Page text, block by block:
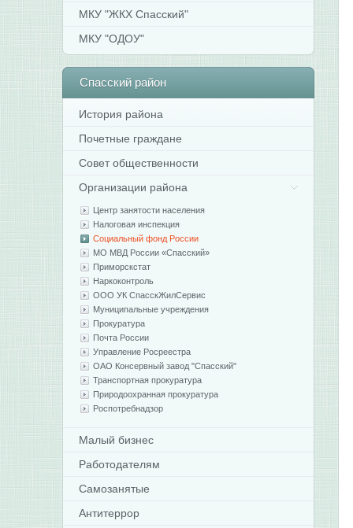
МКУ "ЖКХ Спасский"
МКУ "ОДОУ"
Спасскийрайон
История района
Почетные граждане
Совет общественности
Организации района
Центр занятости населения
Налоговая инспекция
Социальный фонд России
МО МВД России «Спасский»
Приморскстат
Наркоконтроль
ООО УК СпасскЖилСервис
Муниципальные учреждения
Прокуратура
Почта России
Управление Росреестра
ОАО Консервный завод "Спасский"
Транспортная прокуратура
Природоохранная прокуратура
Роспотребнадзор
Малый бизнес
Работодателям
Самозанятые
Антитеррор